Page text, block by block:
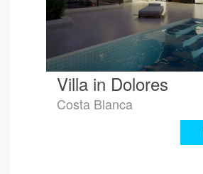
Villa in Dolores
Costa Blanca